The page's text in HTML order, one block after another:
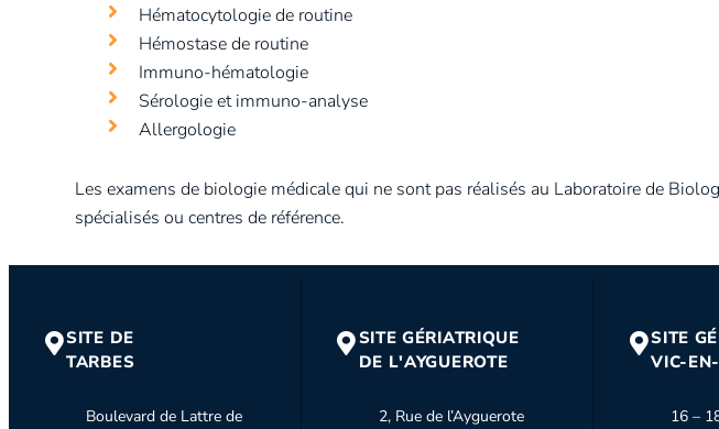
Hématocytologie de routine
Hémostase de routine
Immuno-hématologie
Sérologie et immuno-analyse
Allergologie
Les examens de biologie médicale qui ne sont pas réalisés au Laboratoire de
spécialisés ou centres de référence.
SITE DE
TARBES
Boulevard de Lattre de
SITE GÉRIATRIQUE
DE L'AYGUEROTE
2, Rue de l’Ayguerote
SITE
VIC-
16 –